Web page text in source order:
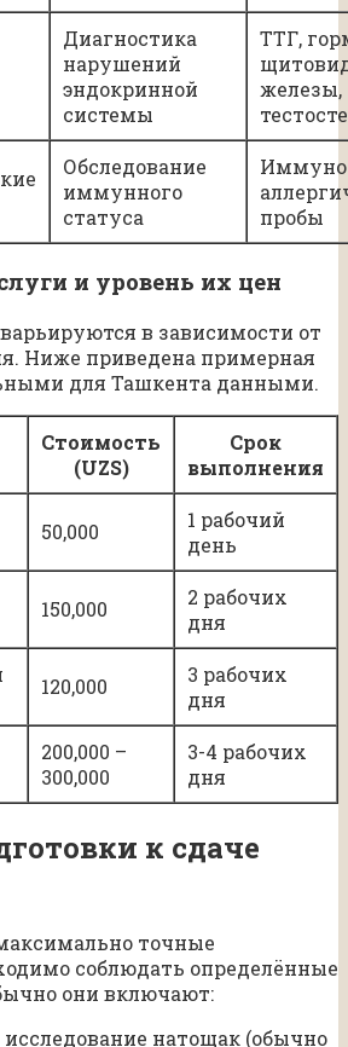
Диагностика
нарушений
эндокринной
системы
ТТГ,
железы,
Обследование
иммунного
статуса
пробы
и уровень их цен
в зависимости от
Ниже приведена примерная
для Ташкента данными.
Стоимость
(UZS)
Срок
выполнения
50,000
1 рабочий
день
150,000
2 рабочих
дня
120,000
3 рабочих
дня
200,000 –
300,000
3-4 рабочих
дня
к сдаче
точные
соблюдать определённые
они включают:
натощак (обычно